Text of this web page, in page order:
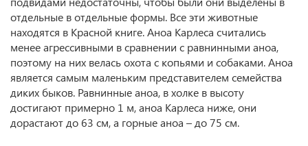
отдельные в отдельные формы. Все эти животные
находятся в Красной книге. Аноа Карлеса считались
менее агрессивными в сравнении с равнинными аноа,
поэтому на них велась охота с копьями и собаками. Аноа
является самым маленьким представителем семейства
диких быков. Равнинные аноа, в холке в высоту
достигают примерно 1 м, аноа Карлеса ниже, они
дорастают до 63 см, а горные аноа – до 75 см.